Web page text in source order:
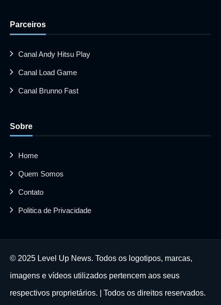
Parceiros
Canal Andy Hitsu Play
Canal Load Game
Canal Brunno Fast
Sobre
Home
Quem Somos
Contato
Politica de Privacidade
© 2025 Level Up News. Todos os logotipos, marcas,
imagens e vídeos utilizados pertencem aos seus
respectivos proprietários. | Todos os direitos reservados.